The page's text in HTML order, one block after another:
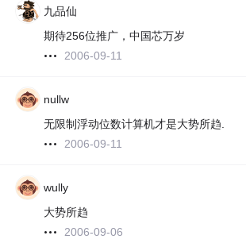
九品仙
期待256位推广，中国芯万岁
2006-09-11
nullw
无限制浮动位数计算机才是大势所趋.
2006-09-11
wully
大势所趋
2006-09-06